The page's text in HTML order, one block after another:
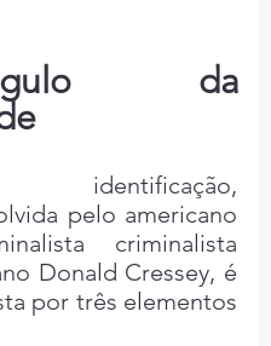
da
identificação,
pelo americano
criminalista
Donald Cressey, é
por três elementos